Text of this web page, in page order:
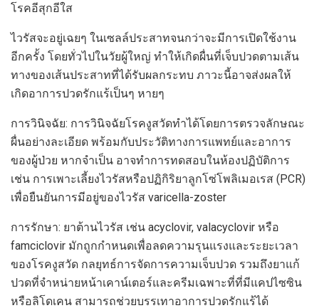
โรคอีสุกอีใส
ไวรัสจะอยู่เฉยๆ ในเซลล์ประสาทจนกว่าจะมีการเปิดใช้งาน
อีกครั้ง โดยทั่วไปในวัยผู้ใหญ่ ทำให้เกิดผื่นที่เจ็บปวดตามเส้น
ทางของเส้นประสาทที่ได้รับผลกระทบ ภาวะนี้อาจส่งผลให้
เกิดอาการปวดรักแร้เป็นๆ หายๆ
การวินิจฉัย: การวินิจฉัยโรคงูสวัดทำได้โดยการตรวจลักษณะ
ผื่นอย่างละเอียด พร้อมกับประวัติทางการแพทย์และอาการ
ของผู้ป่วย หากจำเป็น อาจทำการทดสอบในห้องปฏิบัติการ
เช่น การเพาะเลี้ยงไวรัสหรือปฏิกิริยาลูกโซ่โพลิเมอเรส (PCR)
เพื่อยืนยันการมีอยู่ของไวรัส varicella-zoster
การรักษา: ยาต้านไวรัส เช่น acyclovir, valacyclovir หรือ
famciclovir มักถูกกำหนดเพื่อลดความรุนแรงและระยะเวลา
ของโรคงูสวัด กลยุทธ์การจัดการความเจ็บปวด รวมถึงยาแก้
ปวดที่จำหน่ายหน้าเคาน์เตอร์และครีมเฉพาะที่ที่มีแคปไซซิน
หรือลิโดเคน สามารถช่วยบรรเทาอาการปวดรักแร้ได้